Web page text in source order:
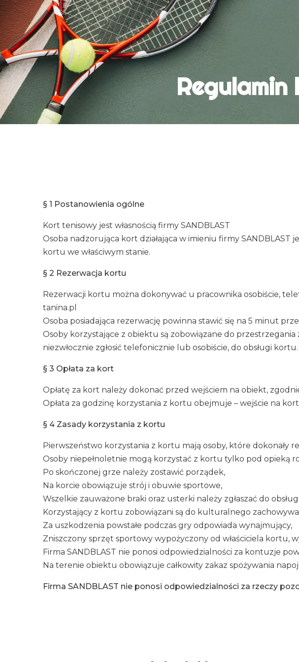
§ 1 Postanowienia ogólne
Kort tenisowy jest własnością firmy SANDBLAST
Osoba nadzorująca kort działająca w imieniu firmy
kortu we właściwym stanie.
§ 2 Rezerwacja kortu
Rezerwacji kortu można dokonywać u pracownika osobiście,
tanina.pl
Osoba posiadająca rezerwację powinna stawić się na 5 minut
Osoby korzystające z obiektu są zobowiązane do
niezwłocznie zgłosić telefonicznie lub osobiście, do obsługi
§ 3 Opłata za kort
Opłatę za kort należy dokonać przed wejściem na obiekt,
Opłata za godzinę korzystania z kortu obejmuje – wejście na
§ 4 Zasady korzystania z kortu
Pierwszeństwo korzystania z kortu mają osoby, które dokonały
Osoby niepełnoletnie mogą korzystać z kortu tylko pod opieką
Po skończonej grze należy zostawić porządek,
Na korcie obowiązuje strój i obuwie sportowe,
Wszelkie zauważone braki oraz usterki należy zgłaszać do
Korzystający z kortu zobowiązani są do kulturalnego
Za uszkodzenia powstałe podczas gry odpowiada wynajmujący,
Zniszczony sprzęt sportowy wypożyczony od właściciela kortu,
Firma SANDBLAST nie ponosi odpowiedzialności za kontuzje
Na terenie obiektu obowiązuje całkowity zakaz spożywania
Firma SANDBLAST nie ponosi odpowiedzialności za rzeczy